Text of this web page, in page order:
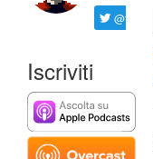
@ftrava
Iscriviti